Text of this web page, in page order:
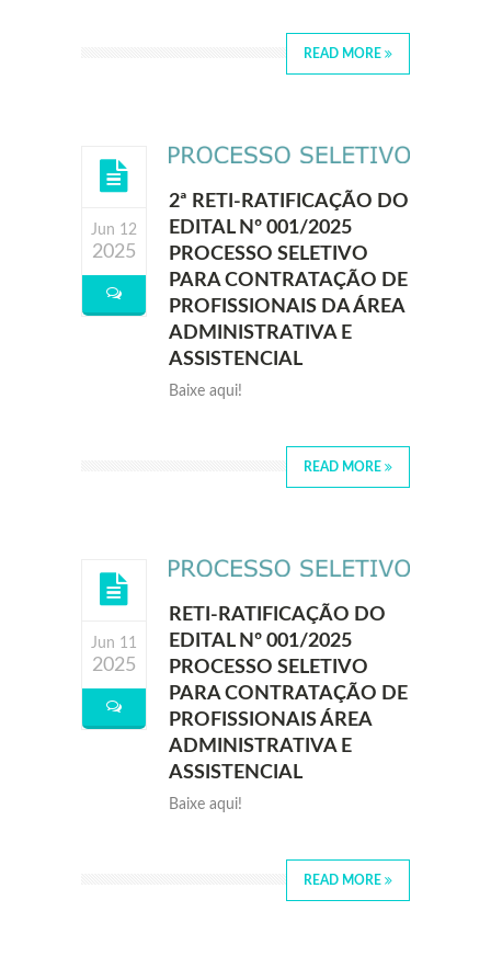
READ MORE
Jun 12
2025
2ª RETI-RATIFICAÇÃO DO
EDITAL Nº 001/2025
PROCESSO SELETIVO
PARA CONTRATAÇÃO DE
PROFISSIONAIS DA ÁREA
ADMINISTRATIVA E
ASSISTENCIAL
Baixe aqui!
READ MORE
Jun 11
2025
RETI-RATIFICAÇÃO DO
EDITAL Nº 001/2025
PROCESSO SELETIVO
PARA CONTRATAÇÃO DE
PROFISSIONAIS ÁREA
ADMINISTRATIVA E
ASSISTENCIAL
Baixe aqui!
READ MORE